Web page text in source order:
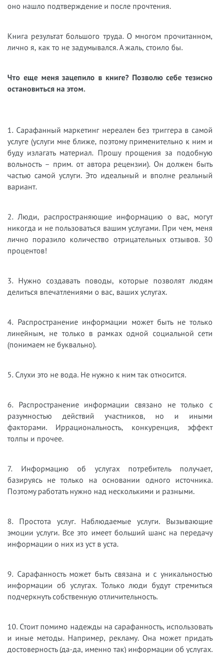
оно нашло подтверждение и после прочтения.
Книга результат большого труда. О многом прочитанном,
лично я, как то не задумывался. А жаль, стоило бы.
Что еще меня зацепило в книге? Позволю себе тезисно
остановиться на этом.
1. Сарафанный маркетинг нереален без триггера в самой
услуге (услуги мне ближе, поэтому применительно к ним и
буду излагать материал. Прошу прощения за подобную
вольность – прим. от автора рецензии). Он должен быть
частью самой услуги. Это идеальный и вполне реальный
вариант.
2. Люди, распространяющие информацию о вас, могут
никогда и не пользоваться вашим услугами. При чем, меня
лично поразило количество отрицательных отзывов. 30
процентов!
3. Нужно создавать поводы, которые позволят людям
делиться впечатлениями о вас, ваших услугах.
4. Распространение информации может быть не только
линейным, не только в рамках одной социальной сети
(понимаем не буквально).
5. Слухи это не вода. Не нужно к ним так относится.
6. Распространение информации связано не только с
разумностью действий участников, но и иными
факторами. Иррациональность, конкуренция, эффект
толпы и прочее.
7. Информацию об услугах потребитель получает,
базируясь не только на основании одного источника.
Поэтому работать нужно над несколькими и разными.
8. Простота услуг. Наблюдаемые услуги. Вызывающие
эмоции услуги. Все это имеет больший шанс на передачу
информации о них из уст в уста.
9. Сарафанность может быть связана и с уникальностью
информации об услугах. Только люди будут стремиться
подчеркнуть собственную отличительность.
10. Стоит помимо надежды на сарафанность, использовать
и иные методы. Например, рекламу. Она может придать
достоверность (да-да, именно так) информации об услугах.